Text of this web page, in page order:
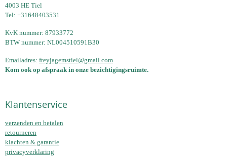
4003 HE Tiel
Tel: +31648403531
KvK nummer: 87933772
BTW nummer: NL004510591B30
Emailadres: freyjagemstiel@gmail.com
Kom ook op afspraak in onze bezichtigingsruimte.
Klantenservice
verzenden en betalen
retourneren
klachten & garantie
privacyverklaring